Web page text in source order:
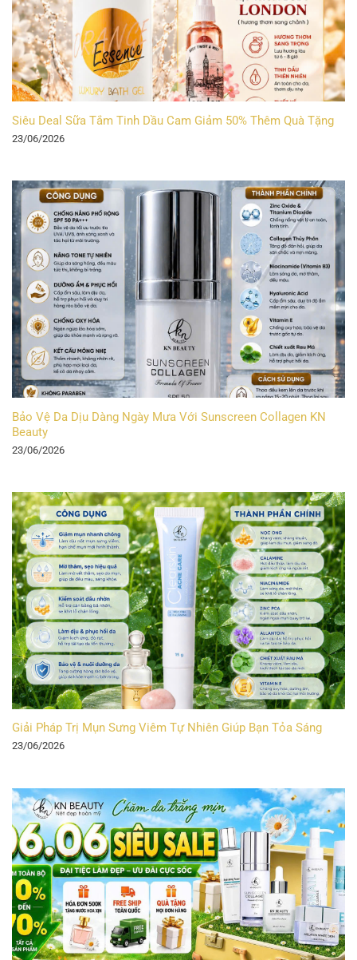
Siêu Deal Sữa Tắm Tinh Dầu Cam Giảm 50% Thêm Quà Tặng
23/06/2026
Bảo Vệ Da Dịu Dàng Ngày Mưa Với Sunscreen Collagen KN
Beauty
23/06/2026
Giải Pháp Trị Mụn Sưng Viêm Tự Nhiên Giúp Bạn Tỏa Sáng
23/06/2026